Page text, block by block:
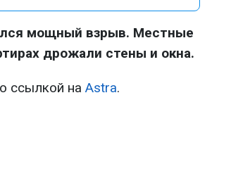
мощный взрыв. Местные
дрожали стены и окна.
ссылкой на Astra.